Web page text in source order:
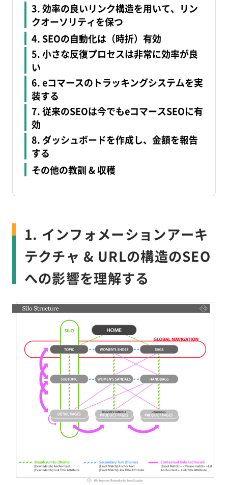
3. 効率の良いリンク構造を用いて、リン
クオーソリティを保つ
4. SEOの自動化は（時折）有効
5. 小さな反復プロセスは非常に効率が良
い
6. eコマースのトラッキングシステムを実
装する
7. 従来のSEOは今でもeコマースSEOに有
効
8. ダッシュボードを作成し、金額を報告
する
その他の教訓 & 収穫
1. インフォメーションアーキ
テクチャ & URLの構造のSEO
への影響を理解する